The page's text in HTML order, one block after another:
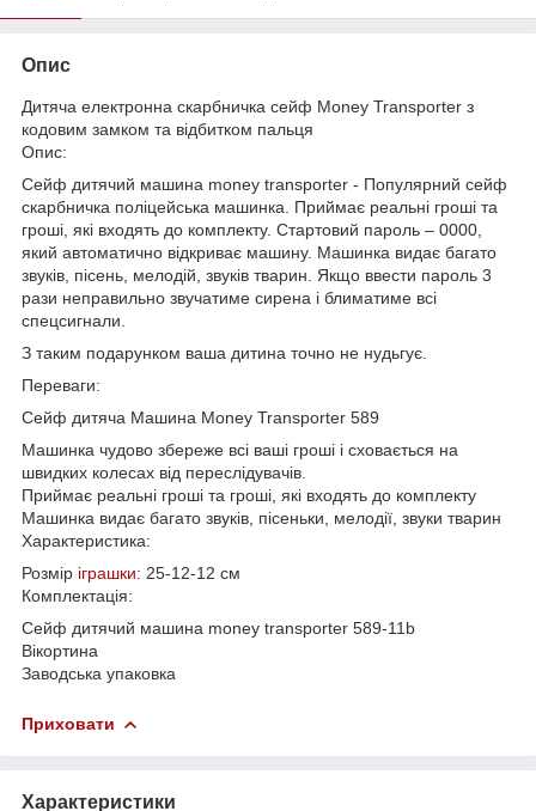
Опис
Дитяча електронна скарбничка сейф Money Transporter з
кодовим замком та відбитком пальця
Опис:
Cейф дитячий машина money transporter - Популярний сейф
скарбничка поліцейська машинка. Приймає реальні гроші та
гроші, які входять до комплекту. Стартовий пароль – 0000,
який автоматично відкриває машину. Машинка видає багато
звуків, пісень, мелодій, звуків тварин. Якщо ввести пароль 3
рази неправильно звучатиме сирена і блиматиме всі
спецсигнали.
З таким подарунком ваша дитина точно не нудьгує.
Переваги:
Cейф дитяча Машина Money Transporter 589
Машинка чудово збереже всі ваші гроші і сховається на
швидких колесах від переслідувачів.
Приймає реальні гроші та гроші, які входять до комплекту
Машинка видає багато звуків, пісеньки, мелодії, звуки тварин
Характеристика:
Розмір іграшки: 25-12-12 см
Комплектація:
Cейф дитячий машина money transporter 589-11b
Вікортина
Заводська упаковка
Приховати
Характеристики